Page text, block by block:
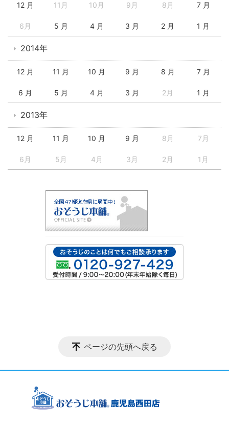
12 月 11月 10月 9月 8月 7 月
6月 5 月 4 月 3 月 2 月 1 月
2014年
12 月 11 月 10 月 9 月 8 月 7 月
6 月 5 月 4 月 3 月 2月 1 月
2013年
12 月 11 月 10 月 9 月 8月 7月
6月 5月 4月 3月 2月 1月
ページの先頭へ戻る